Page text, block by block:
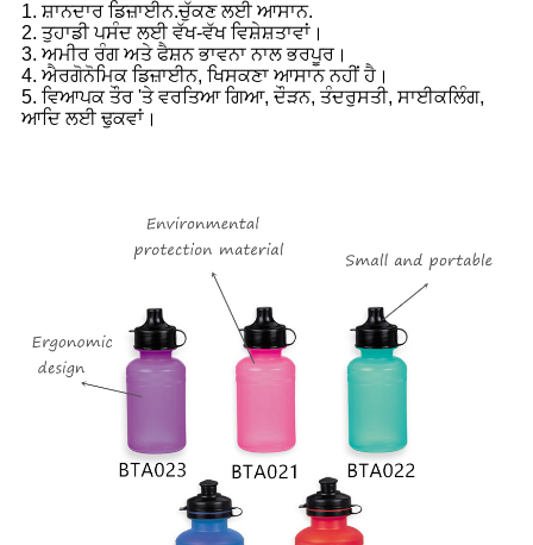
1. ਸ਼ਾਨਦਾਰ ਡਿਜ਼ਾਈਨ.ਚੁੱਕਣ ਲਈ ਆਸਾਨ.
2. ਤੁਹਾਡੀ ਪਸੰਦ ਲਈ ਵੱਖ-ਵੱਖ ਵਿਸ਼ੇਸ਼ਤਾਵਾਂ।
3. ਅਮੀਰ ਰੰਗ ਅਤੇ ਫੈਸ਼ਨ ਭਾਵਨਾ ਨਾਲ ਭਰਪੂਰ।
4. ਐਰਗੋਨੋਮਿਕ ਡਿਜ਼ਾਈਨ, ਖਿਸਕਣਾ ਆਸਾਨ ਨਹੀਂ ਹੈ।
5. ਵਿਆਪਕ ਤੌਰ 'ਤੇ ਵਰਤਿਆ ਗਿਆ, ਦੌੜਨ, ਤੰਦਰੁਸਤੀ, ਸਾਈਕਲਿੰਗ,
ਆਦਿ ਲਈ ਢੁਕਵਾਂ।